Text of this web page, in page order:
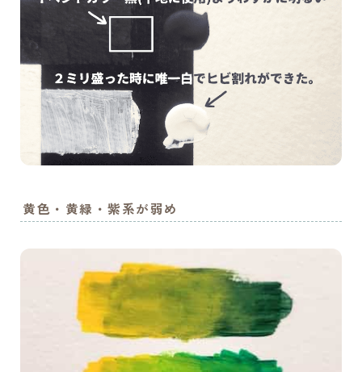
黄色・黄緑・紫系が弱め